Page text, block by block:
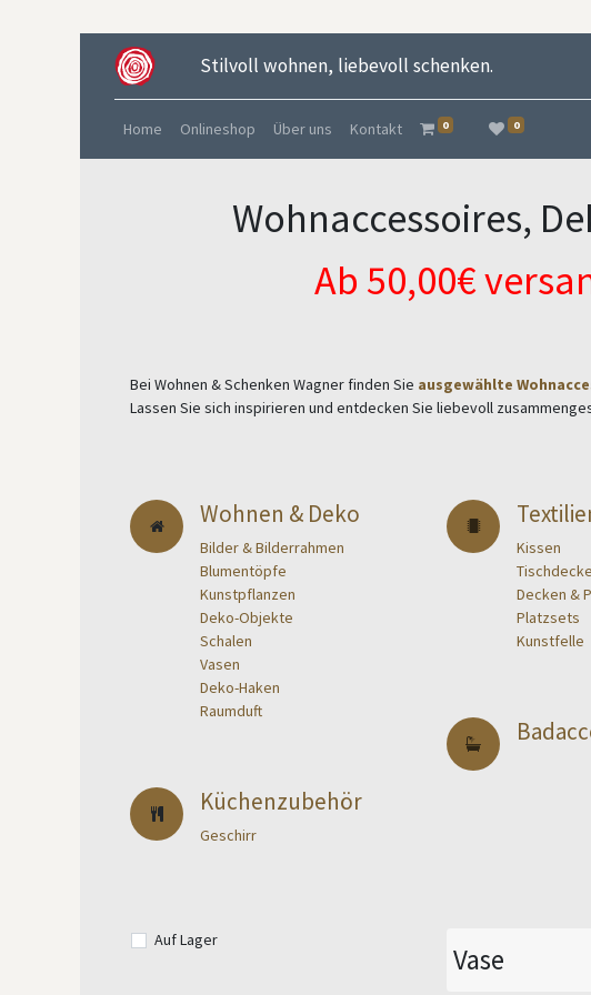
Stilvoll wohnen, liebevoll schenken.
Home Onlineshop Über uns Kontakt 0 0
Wohnaccessoires,
Ab 50,00€
Bei Wohnen & Schenken Wagner finden Sie ausgewählte
Lassen Sie sich inspirieren und entdecken Sie liebevoll
Wohnen & Deko
Bilder & Bilderrahmen
Blumentöpfe
Kunstpflanzen
Deko-Objekte
Schalen
Vasen
Deko-Haken
Raumduft
Küchenzubehör
Geschirr
Kissen
Decken &
Platzsets
Kunstfelle
Auf Lager